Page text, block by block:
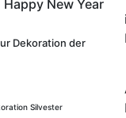
New Year
Dekoration der
Silvester